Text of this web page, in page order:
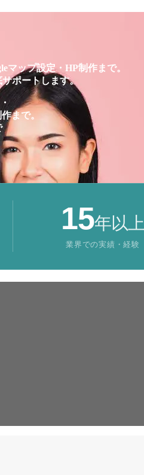
マップ設定・HP制作まで。
ポートします。
まで。
15年以上
業界での実績・経験